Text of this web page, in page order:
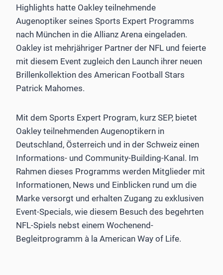
Highlights hatte Oakley teilnehmende
Augenoptiker seines Sports Expert Programms
nach München in die Allianz Arena eingeladen.
Oakley ist mehrjähriger Partner der NFL und feierte
mit diesem Event zugleich den Launch ihrer neuen
Brillenkollektion des American Football Stars
Patrick Mahomes.
Mit dem Sports Expert Program, kurz SEP, bietet
Oakley teilnehmenden Augenoptikern in
Deutschland, Österreich und in der Schweiz einen
Informations- und Community-Building-Kanal. Im
Rahmen dieses Programms werden Mitglieder mit
Informationen, News und Einblicken rund um die
Marke versorgt und erhalten Zugang zu exklusiven
Event-Specials, wie diesem Besuch des begehrten
NFL-Spiels nebst einem Wochenend-
Begleitprogramm à la American Way of Life.